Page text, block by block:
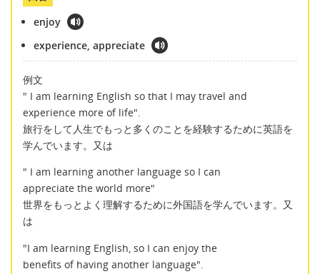
enjoy
experience, appreciate
例文
" I am learning English so that I may travel and
experience more of life".
旅行をして人生でもっと多くのことを経験するために英語を
学んでいます。又は
" I am learning another language so I can
appreciate the world more"
世界をもっとよく理解するために外国語を学んでいます。又
は
"I am learning English, so I can enjoy the
benefits of having another language".